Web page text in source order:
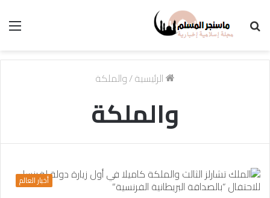
الرئيسية/والملكة
والملكة
أخبار العالم